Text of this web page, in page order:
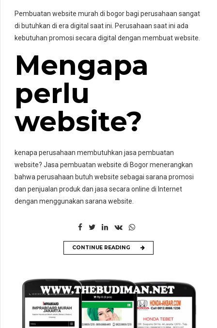
Pembuatan website murah di bogor bagi perusahaan sangat
di butuhkan di era digital saat ini. Perusahaan saat ini ada
kebutuhan promosi secara digital dengan membuat website.
Mengapa
perlu
website?
kenapa perusahaan membutuhkan jasa pembuatan
website? Jasa pembuatan website di Bogor menerangkan
bahwa perusahaan butuh website sebagai sarana promosi
dan penjualan produk dan jasa secara online di Internet
dengan menggunakan sarana website.
CONTINUE READING